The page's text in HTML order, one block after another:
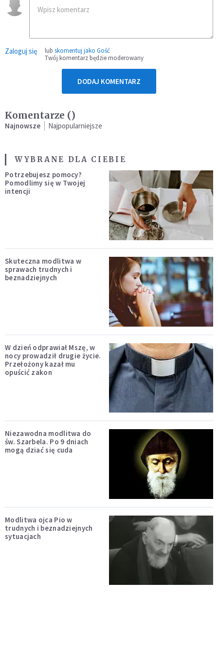
Zaloguj się lub skomentuj jako Gość
Twój komentarz będzie moderowany
DODAJ KOMENTARZ
Komentarze ()
Najnowsze Najpopularniejsze
WYBRANE DLA CIEBIE
Potrzebujesz pomocy?
Pomodlimy się w Twojej
intencji
Skuteczna modlitwa w
sprawach trudnych i
beznadziejnych
W dzień odprawiał Mszę, w
nocy prowadził drugie życie.
Przełożony kazał mu
opuścić zakon
Niezawodna modlitwa do
św. Szarbela. Po 9 dniach
mogą dziać się cuda
Modlitwa ojca Pio w
trudnych i beznadziejnych
sytuacjach